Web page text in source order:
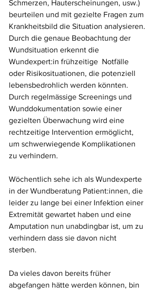
Schmerzen, Hauterscheinungen, usw.)
beurteilen und mit gezielte Fragen zum
Krankheitsbild die Situation analysieren.
Durch die genaue Beobachtung der
Wundsituation erkennt die
Wundexpert:in frühzeitige  Notfälle
oder Risikosituationen, die potenziell
lebensbedrohlich werden könnten.
Durch regelmässige Screenings und
Wunddokumentation sowie einer
gezielten Überwachung wird eine
rechtzeitige Intervention ermöglicht,
um schwerwiegende Komplikationen
zu verhindern.
Wöchentlich sehe ich als Wundexperte
in der Wundberatung Patient:innen, die
leider zu lange bei einer Infektion einer
Extremität gewartet haben und eine
Amputation nun unabdingbar ist, um zu
verhindern dass sie davon nicht
sterben.
Da vieles davon bereits früher
abgefangen hätte werden können, bin